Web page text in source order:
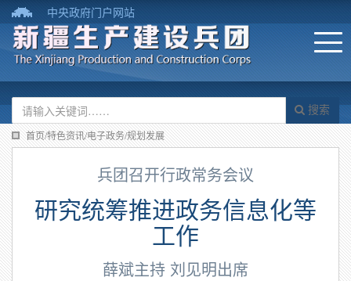
中央政府门户网站
搜索
首页/特色资讯/电子政务/规划发展
兵团召开行政常务会议
研究统筹推进政务信息化等
工作
薛斌主持 刘见明出席